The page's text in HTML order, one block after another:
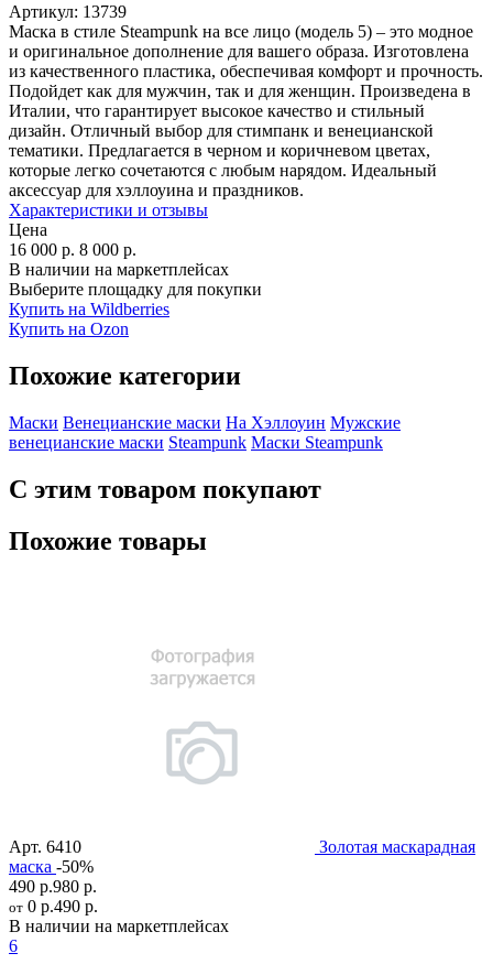
Артикул: 13739
Маска в стиле Steampunk на все лицо (модель 5) – это модное
и оригинальное дополнение для вашего образа. Изготовлена
из качественного пластика, обеспечивая комфорт и прочность.
Подойдет как для мужчин, так и для женщин. Произведена в
Италии, что гарантирует высокое качество и стильный
дизайн. Отличный выбор для стимпанк и венецианской
тематики. Предлагается в черном и коричневом цветах,
которые легко сочетаются с любым нарядом. Идеальный
аксессуар для хэллоуина и праздников.
Характеристики и отзывы
Цена
16 000 р. 8 000 р.
В наличии на маркетплейсах
Выберите площадку для покупки
Купить на Wildberries
Купить на Ozon
Похожие категории
Маски Венецианские маски На Хэллоуин Мужские
венецианские маски Steampunk Маски Steampunk
С этим товаром покупают
Похожие товары
Арт. 6410
Золотая маскарадная
маска -50%
490 р.980 р.
от 0 р.490 р.
В наличии на маркетплейсах
6